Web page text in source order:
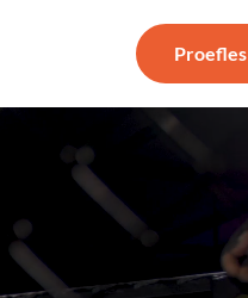
Proefles